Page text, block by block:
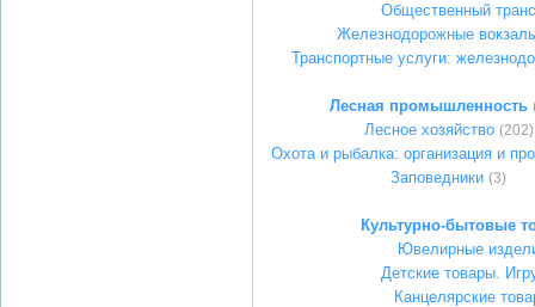
Общественный
Железнодорожные
Транспортные услуги:
Лесная промышленность
Лесное хозяйство (202)
Охота и рыбалка: организация и
Заповедники (3)
Культурно-бытовые
Ювелирные
Детские товары.
Канцелярские